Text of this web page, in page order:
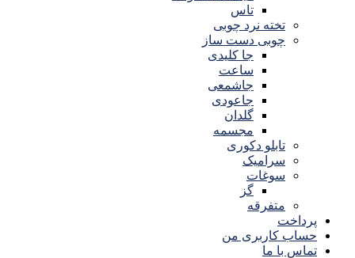
تاس
تخته نرد چوبی
چوبی دست ساز
جا کلیدی
ساعت
جاشمعی
جاعودی
گلدان
مجسمه
تابلو دکوری
سرامیک
سوغات
گز
متفرقه
پرداخت
حساب کاربری من
تماس با ما